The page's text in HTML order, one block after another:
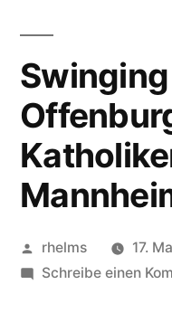
Veröffentlicht
von
rhelms
17.
Schreibe einen